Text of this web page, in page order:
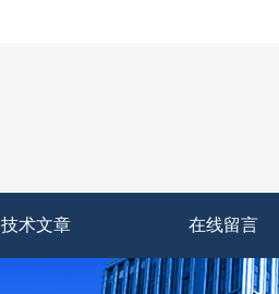
技术文章 在线留言